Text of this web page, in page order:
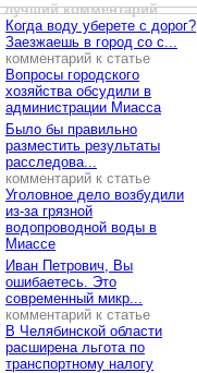
лучший комментарий
Когда воду уберете с дорог?
Заезжаешь в город со с...
комментарий к статье
Вопросы городского
хозяйства обсудили в
администрации Миасса
Было бы правильно
разместить результаты
расследова...
комментарий к статье
Уголовное дело возбудили
из-за грязной
водопроводной воды в
Миассе
Иван Петрович, Вы
ошибаетесь. Это
современный микр...
комментарий к статье
В Челябинской области
расширена льгота по
транспортному налогу